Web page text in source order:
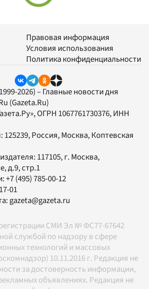
Правовая информация
Условия использования
Политика конфиденциальности
2026) – Главные новости дня
(Gazeta.Ru)
, ОГРН 1067761730376, ИНН
125239, Россия, Москва, Коптевская
117105, г. Москва,
д.9, стр.1
+7 (495) 785-00-12
01
gazeta@gazeta.ru
СМИ Эл № ФС77-67642
службой по надзору в сфере
технологий и массовых
10.11.2016 г. Редакция не
за достоверность информации,
объявлениях. Редакция не